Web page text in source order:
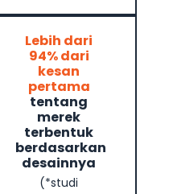
Lebih dari
94% dari
kesan
pertama
tentang
merek
terbentuk
berdasarkan
desainnya
(*studi